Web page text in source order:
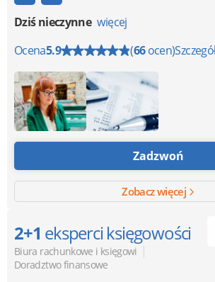
Dziś nieczynne więcej
Ocena5.9 (66ocen)
Zadzwoń
Zobacz więcej
2+1 eksperci księgowości
Biura rachunkowe i księgowi |
Doradztwo finansowe